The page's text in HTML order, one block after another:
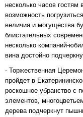
несколько часов гостям
возможность
величия и могущества
блистательных
несколько компаний-
вина достойно
- Торжественная
пройдет в
роскошное убранство с
элементов,
дерева подчеркнут